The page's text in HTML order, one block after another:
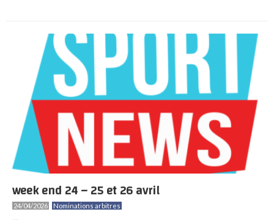
week end 24 – 25 et 26 avril
24/04/2026 Nominations arbitres